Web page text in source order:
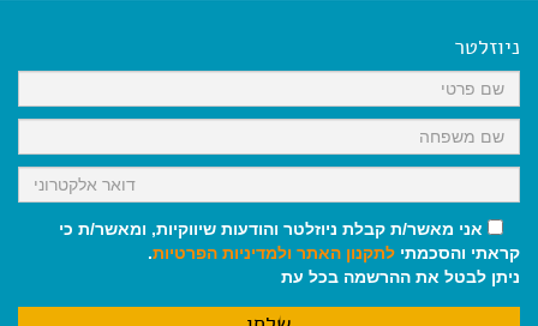
k
p
m
ניוזלטר
אני מאשר/ת קבלת ניוזלטר והודעות שיווקיות, ומאשר/ת כי
קראתי והסכמתי לתקנון האתר ולמדיניות הפרטיות.
ניתן לבטל את ההרשמה בכל עת